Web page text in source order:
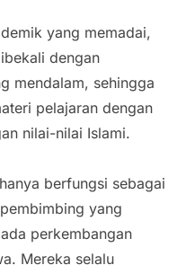
yang memadai,
dengan
mendalam, sehingga
pelajaran dengan
nilai-nilai Islami.
berfungsi sebagai
yang
perkembangan
Mereka selalu